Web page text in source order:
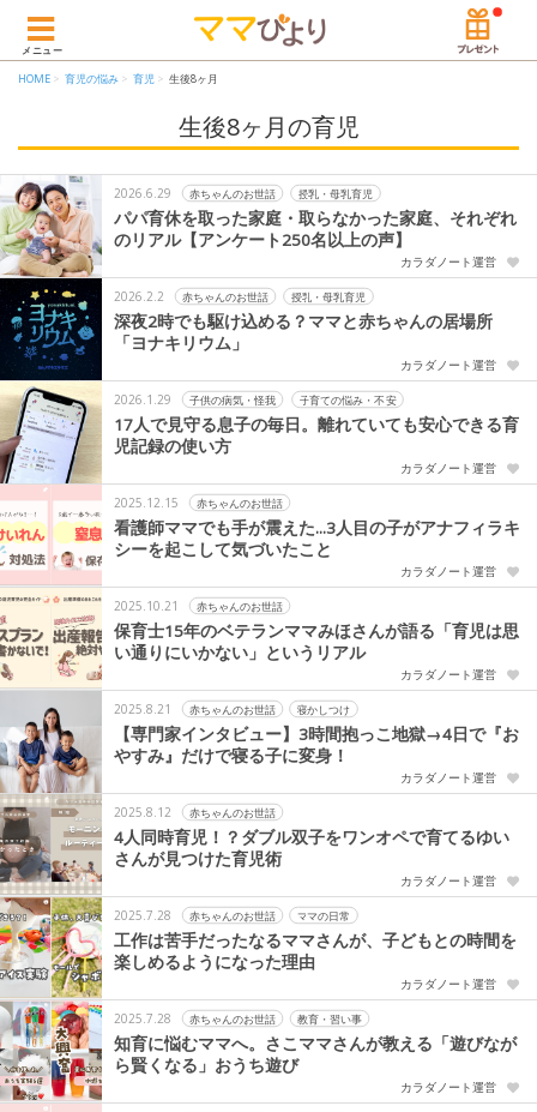
メニュー
HOME 育児の悩み 育児 生後8ヶ月
生後8ヶ月の育児
2026.6.29 赤ちゃんのお世話 授乳・母乳育児
パパ育休を取った家庭・取らなかった家庭、それぞれ
のリアル【アンケート250名以上の声】
カラダノート運営
2026.2.2 赤ちゃんのお世話 授乳・母乳育児
深夜2時でも駆け込める？ママと赤ちゃんの居場所
「ヨナキリウム」
カラダノート運営
2026.1.29 子供の病気・怪我 子育ての悩み・不安
17人で見守る息子の毎日。離れていても安心できる育
児記録の使い方
カラダノート運営
2025.12.15 赤ちゃんのお世話
看護師ママでも手が震えた...3人目の子がアナフィラキ
シーを起こして気づいたこと
カラダノート運営
2025.10.21 赤ちゃんのお世話
保育士15年のベテランママみほさんが語る「育児は思
い通りにいかない」というリアル
カラダノート運営
2025.8.21 赤ちゃんのお世話 寝かしつけ
【専門家インタビュー】3時間抱っこ地獄→4日で『お
やすみ』だけで寝る子に変身！
カラダノート運営
2025.8.12 赤ちゃんのお世話
4人同時育児！？ダブル双子をワンオペで育てるゆい
さんが見つけた育児術
カラダノート運営
2025.7.28 赤ちゃんのお世話 ママの日常
工作は苦手だったなるママさんが、子どもとの時間を
楽しめるようになった理由
カラダノート運営
2025.7.28 赤ちゃんのお世話 教育・習い事
知育に悩むママへ。さこママさんが教える「遊びなが
ら賢くなる」おうち遊び
カラダノート運営